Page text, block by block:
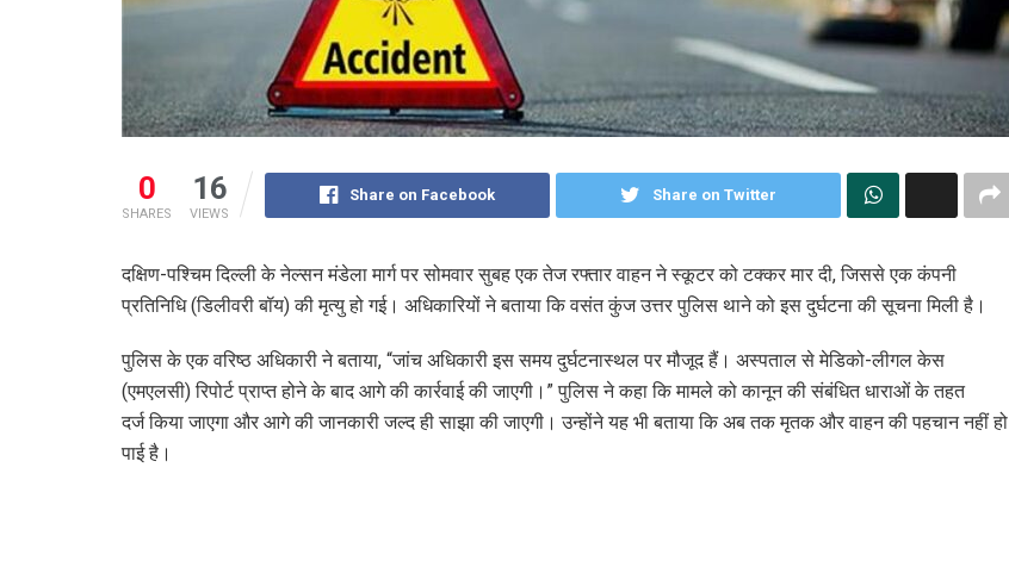
0
SHARES
16
VIEWS
Share on Facebook Share on Twitter
दक्षिण-पश्चिम दिल्ली के नेल्सन मंडेला मार्ग पर सोमवार सुबह एक तेज रफ्तार वाहन ने स्कूटर को टक्कर मार दी, जिससे एक कंपनी
प्रतिनिधि (डिलीवरी बॉय) की मृत्यु हो गई। अधिकारियों ने बताया कि वसंत कुंज उत्तर पुलिस थाने को इस दुर्घटना की सूचना मिली है।
पुलिस के एक वरिष्ठ अधिकारी ने बताया, “जांच अधिकारी इस समय दुर्घटनास्थल पर मौजूद हैं। अस्पताल से मेडिको-लीगल केस
(एमएलसी) रिपोर्ट प्राप्त होने के बाद आगे की कार्रवाई की जाएगी।” पुलिस ने कहा कि मामले को कानून की संबंधित धाराओं के तहत
दर्ज किया जाएगा और आगे की जानकारी जल्द ही साझा की जाएगी। उन्होंने यह भी बताया कि अब तक मृतक और वाहन की पहचान नहीं हो
पाई है।